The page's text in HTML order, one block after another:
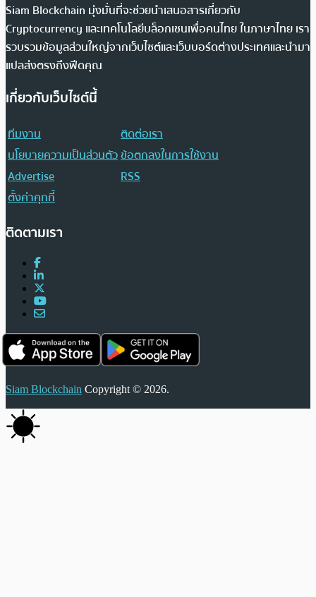
Siam Blockchain มุ่งมั่นที่จะช่วยนำเสนอสารเกี่ยวกับ
Cryptocurrency และเทคโนโลยีบล็อกเชนเพื่อคนไทย ในภาษาไทย เรา
รวบรวมข้อมูลส่วนใหญ่จากเว็บไซต์และเว็บบอร์ดต่างประเทศและนำมา
แปลส่งตรงถึงฟีดคุณ
เกี่ยวกับเว็บไซต์นี้
ทีมงาน
ติดต่อเรา
นโยบายความเป็นส่วนตัวข้อตกลงในการใช้งาน
Advertise
RSS
ตั้งค่าคุกกี้
ติดตามเรา
Siam Blockchain Copyright © 2026.